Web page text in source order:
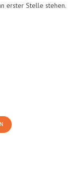
erster Stelle stehen.